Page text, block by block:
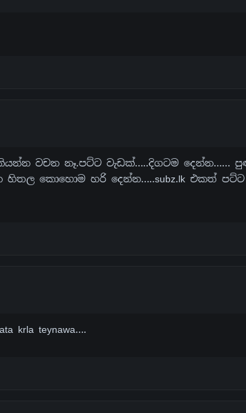
වචන නෑ.පට්ට වැඩක්…..දිගටම දෙන්න……
හිතල කොහොම හරි දෙන්න…..subz.lk එකත්
krla teynawa….